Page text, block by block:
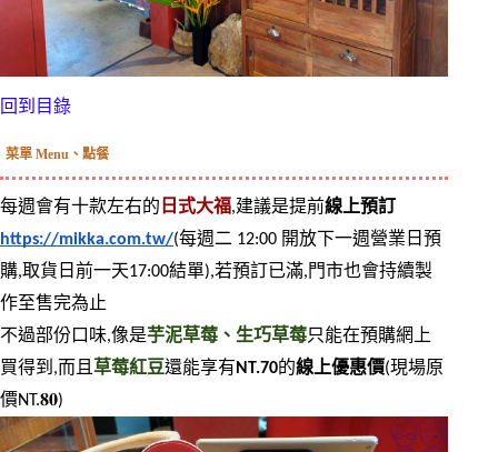
回到目錄
菜單 Menu、點餐
每週會有十款左右的 日式大福,建議是提前線上預訂
https://mikka.com.tw/(每週二 12:00 開放下一週營業日預
購,取貨日前一天17:00結單),若預訂已滿,門市也會持續製
作至售完為止
不過部份口味,像是芋泥草莓、生巧草莓只能在預購網上
買得到,而且草莓紅豆還能享有NT.70的線上優惠價(現場原
價NT.𝟖𝟎)